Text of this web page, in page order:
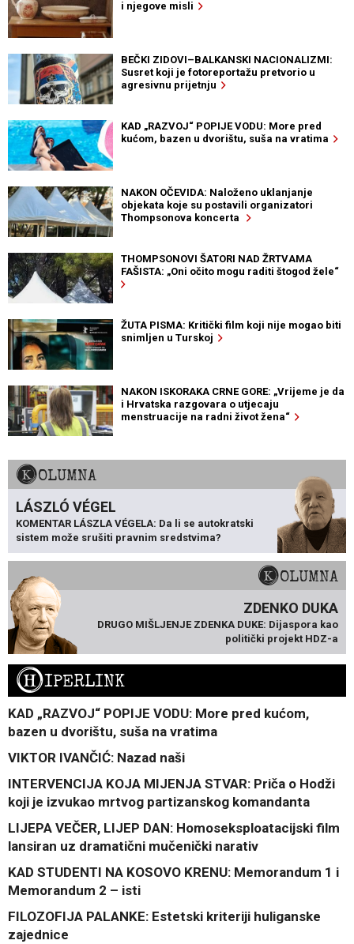
i njegove misli
BEČKI ZIDOVI–BALKANSKI NACIONALIZMI:
Susret koji je fotoreportažu pretvorio u
agresivnu prijetnju
KAD „RAZVOJ“ POPIJE VODU: More pred
kućom, bazen u dvorištu, suša na vratima
NAKON OČEVIDA: Naloženo uklanjanje
objekata koje su postavili organizatori
Thompsonova koncerta
THOMPSONOVI ŠATORI NAD ŽRTVAMA
FAŠISTA: „Oni očito mogu raditi štogod žele“
ŽUTA PISMA: Kritički film koji nije mogao biti
snimljen u Turskoj
NAKON ISKORAKA CRNE GORE: „Vrijeme je da
i Hrvatska razgovara o utjecaju
menstruacije na radni život žena“
KOLUMNA
LÁSZLÓ VÉGEL
KOMENTAR LÁSZLA VÉGELA: Da li se autokratski
sistem može srušiti pravnim sredstvima?
KOLUMNA
ZDENKO DUKA
DRUGO MIŠLJENJE ZDENKA DUKE: Dijaspora kao
politički projekt HDZ-a
HIPERLINK
KAD „RAZVOJ“ POPIJE VODU: More pred kućom,
bazen u dvorištu, suša na vratima
VIKTOR IVANČIĆ: Nazad naši
INTERVENCIJA KOJA MIJENJA STVAR: Priča o Hodži
koji je izvukao mrtvog partizanskog komandanta
LIJEPA VEČER, LIJEP DAN: Homoseksploatacijski film
lansiran uz dramatični mučenički narativ
KAD STUDENTI NA KOSOVO KRENU: Memorandum 1 i
Memorandum 2 – isti
FILOZOFIJA PALANKE: Estetski kriteriji huliganske
zajednice